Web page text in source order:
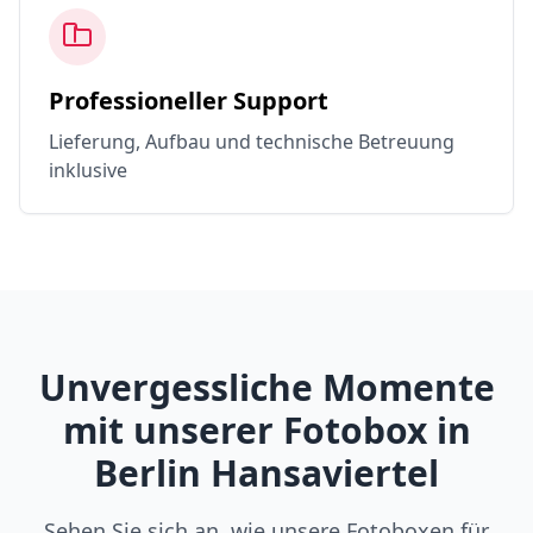
Professioneller Support
Lieferung, Aufbau und technische Betreuung
inklusive
Unvergessliche Momente
mit unserer Fotobox in
Berlin Hansaviertel